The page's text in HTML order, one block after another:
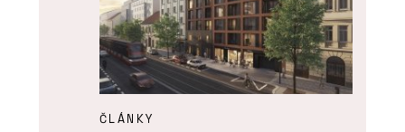
ČLÁNKY